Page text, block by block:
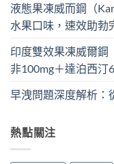
液態果凍威而鋼（
水果口味，速效助勃
印度雙效果凍威爾鋼
非100mg＋達泊西汀
早洩問題深度解析：
熱點關注